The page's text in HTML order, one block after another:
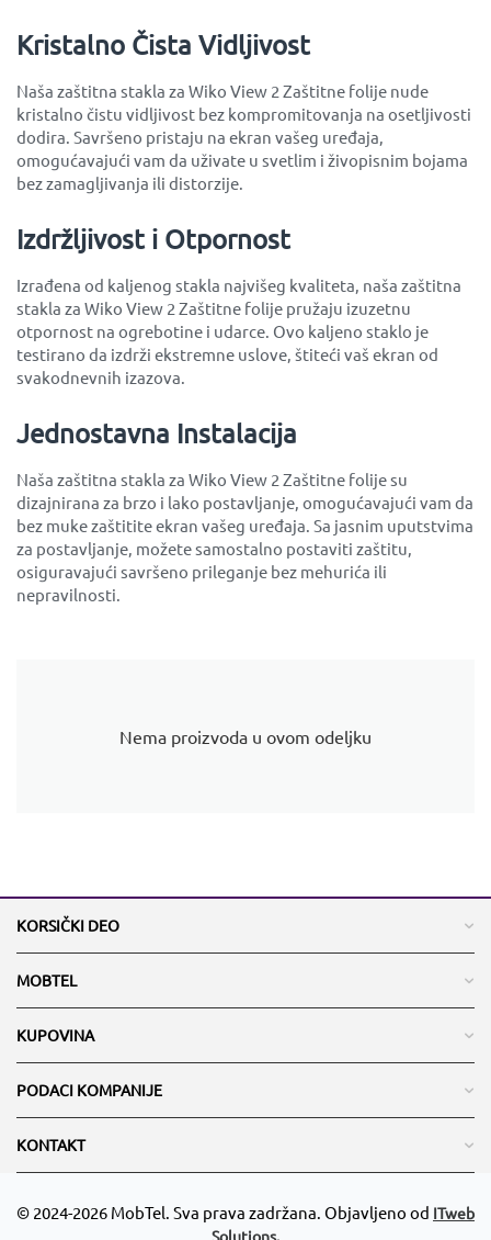
Kristalno Čista Vidljivost
Naša zaštitna stakla za Wiko View 2 Zaštitne folije nude
kristalno čistu vidljivost bez kompromitovanja na osetljivosti
dodira. Savršeno pristaju na ekran vašeg uređaja,
omogućavajući vam da uživate u svetlim i živopisnim bojama
bez zamagljivanja ili distorzije.
Izdržljivost i Otpornost
Izrađena od kaljenog stakla najvišeg kvaliteta, naša zaštitna
stakla za Wiko View 2 Zaštitne folije pružaju izuzetnu
otpornost na ogrebotine i udarce. Ovo kaljeno staklo je
testirano da izdrži ekstremne uslove, štiteći vaš ekran od
svakodnevnih izazova.
Jednostavna Instalacija
Naša zaštitna stakla za Wiko View 2 Zaštitne folije su
dizajnirana za brzo i lako postavljanje, omogućavajući vam da
bez muke zaštitite ekran vašeg uređaja. Sa jasnim uputstvima
za postavljanje, možete samostalno postaviti zaštitu,
osiguravajući savršeno prileganje bez mehurića ili
nepravilnosti.
Nema proizvoda u ovom odeljku
KORSIČKI DEO
MOBTEL
KUPOVINA
PODACI KOMPANIJE
KONTAKT
© 2024-2026 MobTel. Sva prava zadržana. Objavljeno od ITweb
Solutions.